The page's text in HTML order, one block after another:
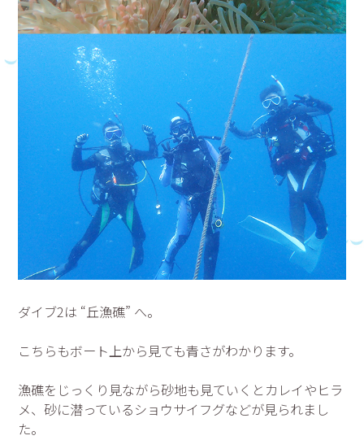
ダイブ2は “丘漁礁” へ。
こちらもボート上から見ても青さがわかります。
漁礁をじっくり見ながら砂地も見ていくとカレイやヒラ
メ、砂に潜っているショウサイフグなどが見られまし
た。